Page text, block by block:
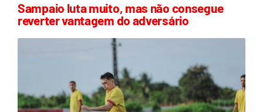
Sampaio luta muito, mas não consegue
reverter vantagem do adversário